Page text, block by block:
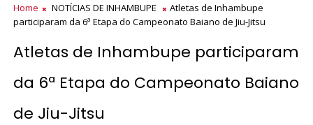
Home NOTÍCIAS DE INHAMBUPE
Atletas de Inhambupe
participaram da 6ª Etapa do Campeonato Baiano de Jiu-Jitsu
Atletas de Inhambupe participaram
da 6ª Etapa do Campeonato Baiano
de Jiu-Jitsu